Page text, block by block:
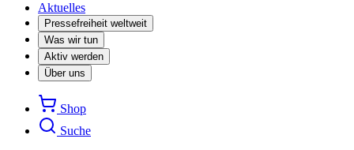
Aktuelles
Pressefreiheit weltweit
Was wir tun
Aktiv werden
Über uns
Shop
Suche